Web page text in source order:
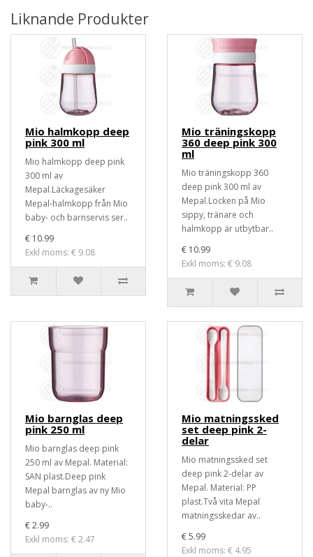
Liknande Produkter
Mio halmkopp deep
pink 300 ml
Mio halmkopp deep pink
300 ml av
Mepal.Läckagesäker
Mepal-halmkopp från Mio
baby- och barnservis ser..
€ 10.99
Exkl moms: € 9.08
Mio träningskopp
360 deep pink 300
ml
Mio träningskopp 360
deep pink 300 ml av
Mepal.Locken på Mio
sippy, tränare och
halmkopp är utbytbar..
€ 10.99
Exkl moms: € 9.08
Mio barnglas deep
pink 250 ml
Mio barnglas deep pink
250 ml av Mepal. Material:
SAN plast.Deep pink
Mepal barnglas av ny Mio
baby-..
€ 2.99
Exkl moms: € 2.47
Mio matningssked
set deep pink 2-
delar
Mio matningssked set
deep pink 2-delar av
Mepal. Material: PP
plast.Två vita Mepal
matningsskedar av..
€ 5.99
Exkl moms: € 4.95